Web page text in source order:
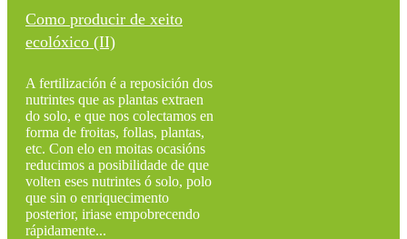
Como producir de xeito
ecolóxico (II)
A fertilización é a reposición dos
nutrintes que as plantas extraen
do solo, e que nos colectamos en
forma de froitas, follas, plantas,
etc. Con elo en moitas ocasións
reducimos a posibilidade de que
volten eses nutrintes ó solo, polo
que sin o enriquecimento
posterior, iriase empobrecendo
rápidamente...